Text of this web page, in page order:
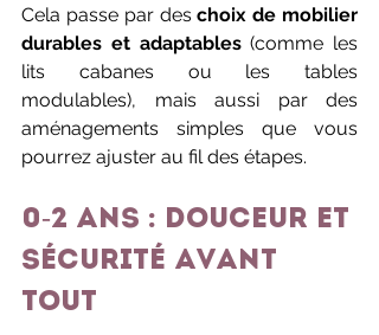
Cela passe par des choix de mobilier
durables et adaptables (comme les
lits cabanes ou les tables
modulables), mais aussi par des
aménagements simples que vous
pourrez ajuster au fil des étapes.
0-2 ans : douceur et
sécurité avant
tout